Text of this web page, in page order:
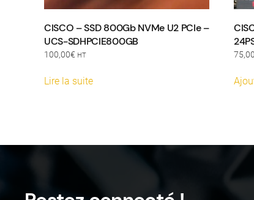
CISCO – SSD 800Gb NVMe U2 PCIe –
UCS-SDHPCIE800GB
100,00€ HT
Lire la suite
75,00